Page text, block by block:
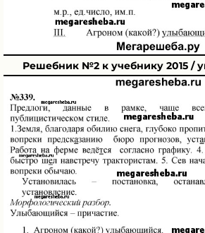
Решебник №2 к учебнику 2015 /